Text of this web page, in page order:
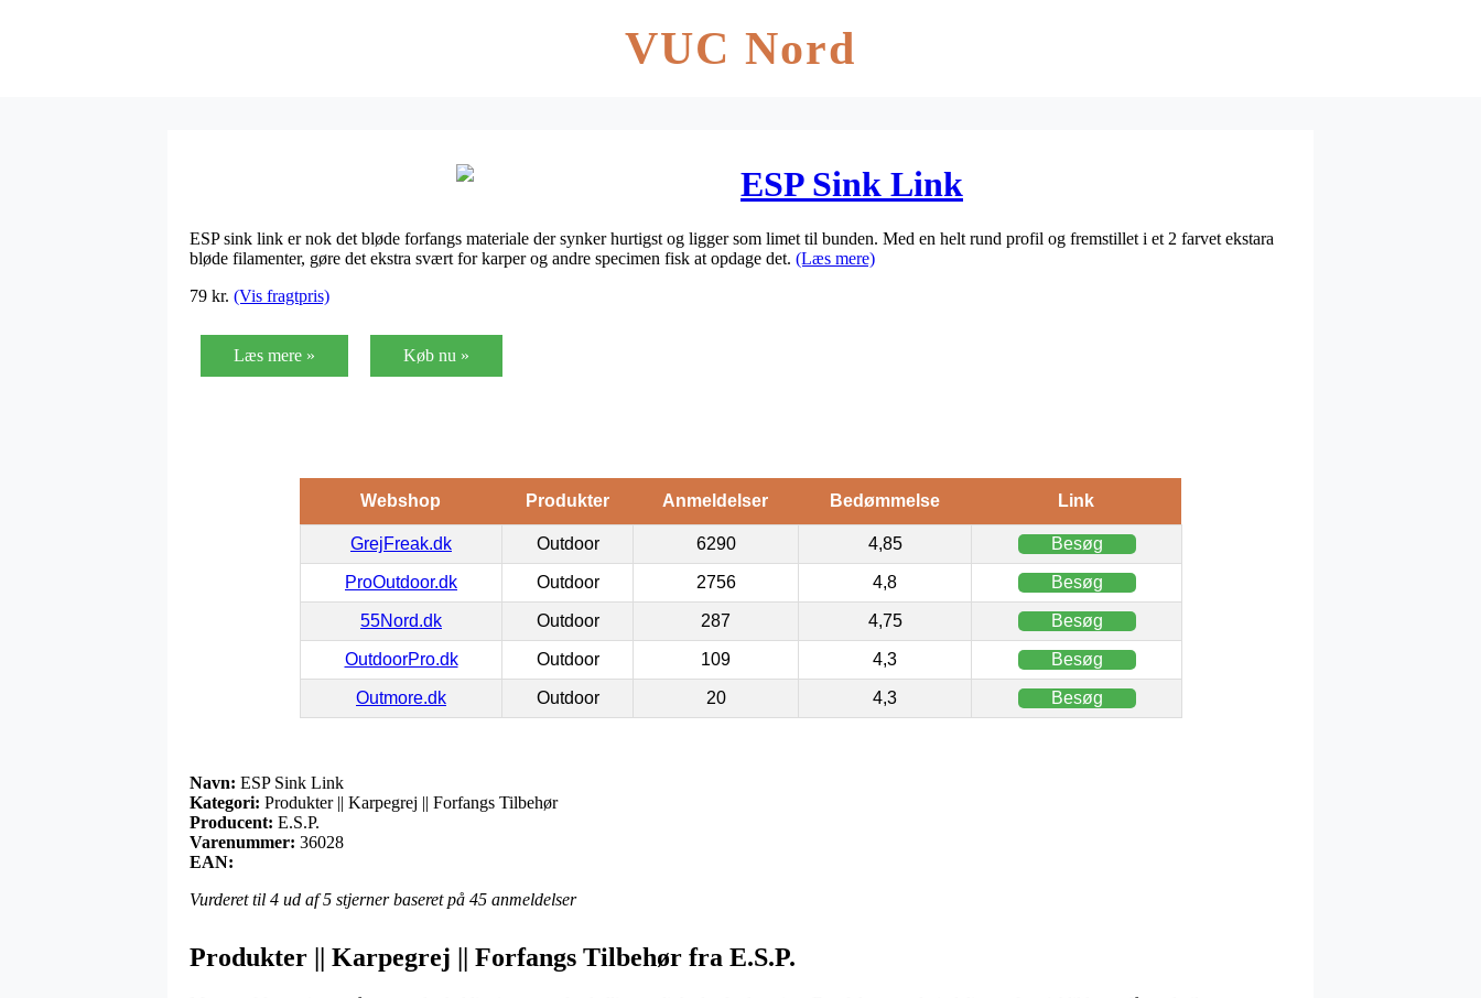
VUC Nord
ESP Sink Link
ESP sink link er nok det bløde forfangs materiale der synker hurtigst og ligger som limet til bunden. Med en helt rund profil og fremstillet i et 2 farvet ekstara
bløde filamenter, gøre det ekstra svært for karper og andre specimen fisk at opdage det. (Læs mere)
79 kr. (Vis fragtpris)
Læs mere » Køb nu »
Webshop Produkter Anmeldelser Bedømmelse Link
GrejFreak.dk Outdoor 6290 4,85 Besøg
ProOutdoor.dk Outdoor 2756 4,8 Besøg
55Nord.dk Outdoor 287 4,75 Besøg
OutdoorPro.dk Outdoor 109 4,3 Besøg
Outmore.dk Outdoor 20 4,3 Besøg
Navn: ESP Sink Link
Kategori: Produkter || Karpegrej || Forfangs Tilbehør
Producent: E.S.P.
Varenummer: 36028
EAN:
Vurderet til 4 ud af 5 stjerner baseret på 45 anmeldelser
Produkter || Karpegrej || Forfangs Tilbehør fra E.S.P.